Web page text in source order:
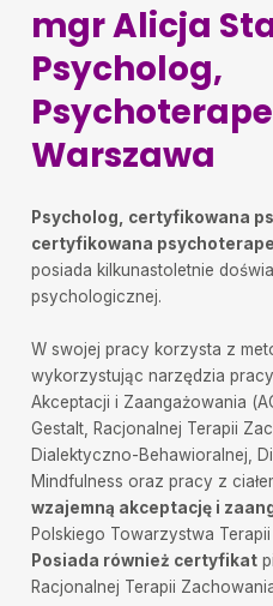
mgr Alicja
Psycholog,
Warszawa
Psycholog, certyfikowana
certyfikowana
posiada kilkunastoletnie
psychologicznej.
W swojej pracy korzysta z
wykorzystując narzędzia
Akceptacji i Zaangażowania
Gestalt, Racjonalnej Terapii
Dialektyczno-Behawioralnej,
Mindfulness oraz pracy z
wzajemną akceptację i
Polskiego Towarzystwa
Posiada również certyfikat
Racjonalnej Terapii